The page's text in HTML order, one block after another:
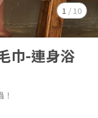
1 / 10
巾-連身浴